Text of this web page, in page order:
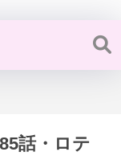
話・ロテ